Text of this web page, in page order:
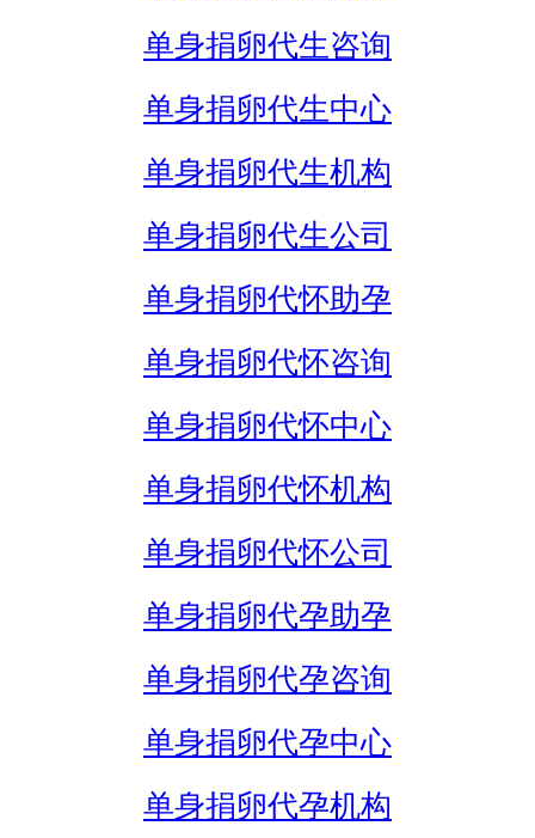
单身捐卵代生咨询
单身捐卵代生中心
单身捐卵代生机构
单身捐卵代生公司
单身捐卵代怀助孕
单身捐卵代怀咨询
单身捐卵代怀中心
单身捐卵代怀机构
单身捐卵代怀公司
单身捐卵代孕助孕
单身捐卵代孕咨询
单身捐卵代孕中心
单身捐卵代孕机构